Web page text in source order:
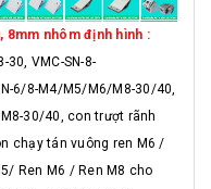
8mm nhôm định hình :
VMC-SN-8-
6/8-M4/M5/M6/M8-30/40,
30/40, con trượt rãnh
chạy tán vuông ren M6 /
Ren M6 / Ren M8 cho